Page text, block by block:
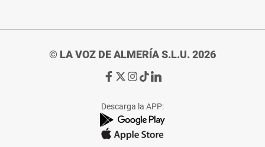
© LA VOZ DE ALMERÍA S.L.U. 2026
Ir
de
La
Voz
Ir
de
La
Voz
Ir
de
La
Voz
Ir
de
La
Voz
Ir
de
La
Voz
Descarga la APP: